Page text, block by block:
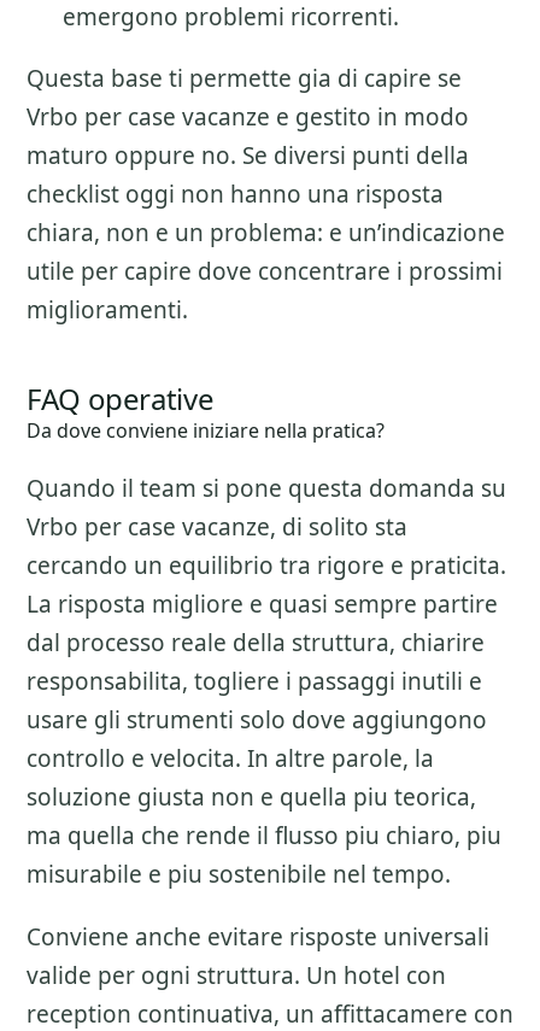
emergono problemi ricorrenti.
Questa base ti permette gia di capire se
Vrbo per case vacanze e gestito in modo
maturo oppure no. Se diversi punti della
checklist oggi non hanno una risposta
chiara, non e un problema: e un’indicazione
utile per capire dove concentrare i prossimi
miglioramenti.
FAQ operative
Da dove conviene iniziare nella pratica?
Quando il team si pone questa domanda su
Vrbo per case vacanze, di solito sta
cercando un equilibrio tra rigore e praticita.
La risposta migliore e quasi sempre partire
dal processo reale della struttura, chiarire
responsabilita, togliere i passaggi inutili e
usare gli strumenti solo dove aggiungono
controllo e velocita. In altre parole, la
soluzione giusta non e quella piu teorica,
ma quella che rende il flusso piu chiaro, piu
misurabile e piu sostenibile nel tempo.
Conviene anche evitare risposte universali
valide per ogni struttura. Un hotel con
reception continuativa, un affittacamere con